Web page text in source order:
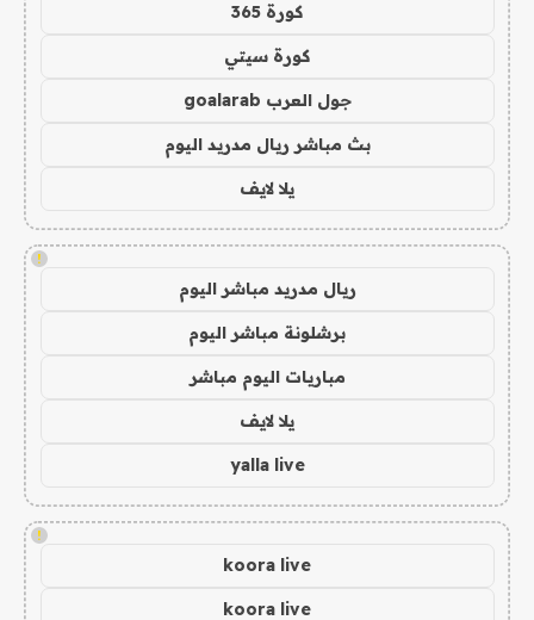
كورة 365
كورة سيتي
جول العرب goalarab
بث مباشر ريال مدريد اليوم
يلا لايف
!
ريال مدريد مباشر اليوم
برشلونة مباشر اليوم
مباريات اليوم مباشر
يلا لايف
yalla live
!
koora live
koora live